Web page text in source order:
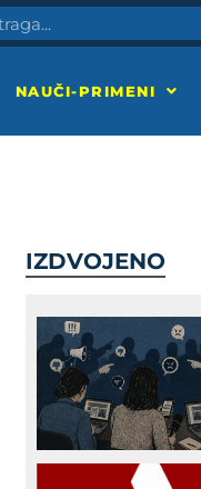
NAUČI-PRIMENI
IZDVOJENO